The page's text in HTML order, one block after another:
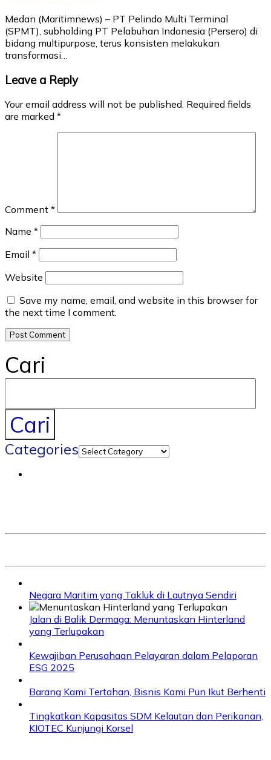
Medan (Maritimnews) – PT Pelindo Multi Terminal
(SPMT), subholding PT Pelabuhan Indonesia (Persero) di
bidang multipurpose, terus konsisten melakukan
transformasi…
Leave a Reply
Your email address will not be published. Required fields
are marked *
Comment *
Name *
Email *
Website
Save my name, email, and website in this browser for
the next time I comment.
Cari
Cari
Categories
Negara Maritim yang Takluk di Lautnya Sendiri
Jalan di Balik Dermaga: Menuntaskan Hinterland
yang Terlupakan
Kewajiban Perusahaan Pelayaran dalam Pelaporan
ESG 2025
Barang Kami Tertahan, Bisnis Kami Pun Ikut Berhenti
Tingkatkan Kapasitas SDM Kelautan dan Perikanan,
KIOTEC Kunjungi Korsel